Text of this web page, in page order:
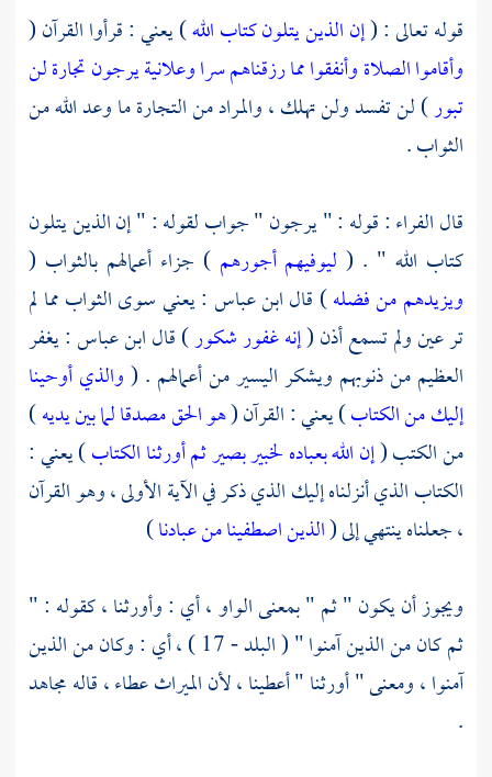
قوله تعالى : (إن الذين يتلون كتاب الله) يعني : قرأوا القرآن (
وأقاموا الصلاة وأنفقوا مما رزقناهم سرا وعلانية يرجون تجارة لن
تبور) لن تفسد ولن تهلك ، والمراد من التجارة ما وعد الله من
الثواب .
قال الفراء : قوله : " يرجون " جواب لقوله : " إن الذين يتلون
كتاب الله " . ( ليوفيهم أجورهم) جزاء أعمالهم بالثواب (
ويزيدهم من فضله) قالابن عباس : يعني سوى الثواب مما لم
تر عين ولم تسمع أذن (إنه غفور شكور) قالابن عباس: يغفر
العظيم من ذنوبهم ويشكر اليسير من أعمالهم . (والذي أوحينا
إليك من الكتاب) يعني : القرآن (هو الحق مصدقا لما بين يديه)
من الكتب (إن الله بعباده لخبير بصيرثم أورثنا الكتاب) يعني :
الكتاب الذي أنزلناه إليك الذي ذكر في الآية الأولى ، وهو القرآن
، جعلناه ينتهي إلى (الذين اصطفينا من عبادنا)
ويجوز أن يكون " ثم " بمعنى الواو ، أي : وأورثنا ، كقوله : "
ثم كان من الذين آمنوا " ( البلد - 17 ) ، أي : وكان من الذين
آمنوا ، ومعنى " أورثنا " أعطينا ، لأن الميراث عطاء ، قالهمجاهد
.